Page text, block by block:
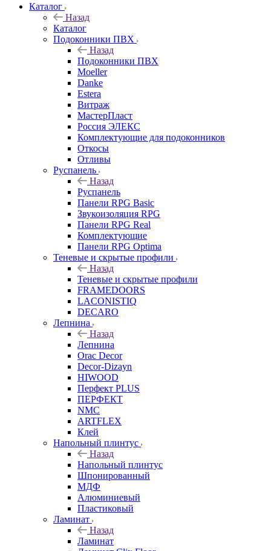
Каталог
Назад
Каталог
Подоконники ПВХ
Назад
Подоконники ПВХ
Moeller
Danke
Estera
Витраж
МастерПласт
Россия ЭЛЕКС
Комплектующие для подоконников
Откосы
Отливы
Руспанель
Назад
Руспанель
Панели RPG Basic
Звукоизоляция RPG
Панели RPG Real
Комплектующие
Панели RPG Optima
Теневые и скрытые профили
Назад
Теневые и скрытые профили
FRAMEDOORS
LACONISTIQ
DECARO
Лепнина
Назад
Лепнина
Orac Decor
Decor-Dizayn
HIWOOD
Перфект PLUS
ПЕРФЕКТ
NMC
ARTFLEX
Клей
Напольный плинтус
Назад
Напольный плинтус
Шпонированный
МДФ
Алюминиевый
Пластиковый
Ламинат
Назад
Ламинат